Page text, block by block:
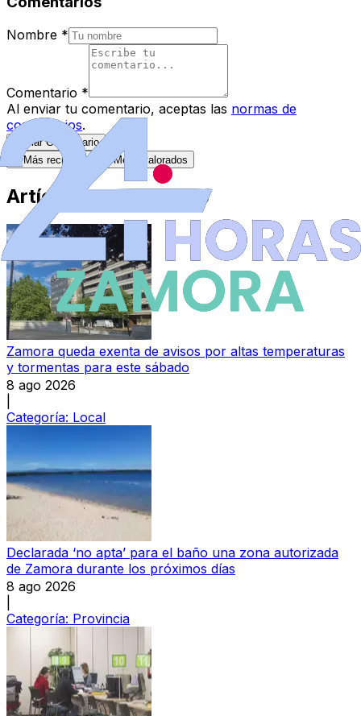
Nombre *
Comentario *
Al enviar tu comentario, aceptas las normas de
comentarios.
Enviar Comentario
Más recientes
Mejor valorados
Artículos Destacados
Zamora queda exenta de avisos por altas temperaturas
y tormentas para este sábado
8 ago 2026
Categoría: Local
Declarada ‘no apta’ para el baño una zona autorizada
de Zamora durante los próximos días
8 ago 2026
Categoría: Provincia